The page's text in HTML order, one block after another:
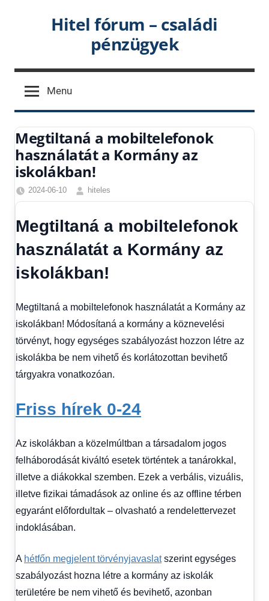
Hitel fórum – családi
pénzügyek
Menu
Megtiltaná a mobiltelefonok
használatát a Kormány az
iskolákban!
2024-06-10
hiteles
Friss
Hírek,
Hitel
fórum
Megtiltaná a mobiltelefonok
használatát a Kormány az
iskolákban!
Megtiltaná a mobiltelefonok használatát a Kormány az
iskolákban! Módosítaná a kormány a köznevelési
törvényt, hogy egységes szabályozást hozzon létre az
iskolákba be nem vihető és korlátozottan bevihető
tárgyakra vonatkozóan.
Friss hírek 0-24
Az iskolákban a közelmúltban a társadalom jogos
felháborodását kiváltó esetek történtek a tanárokkal,
illetve a diákokkal szemben. Ezek a verbális, vizuális,
illetve fizikai támadások az online és az offline térben
egyaránt előfordultak – olvasható a rendelettervezet
indoklásában.
A hétfőn megjelent törvényjavaslatszerint egységes
szabályozást hozna létre a kormány az iskolák
területére be nem vihető és bevihető, azonban